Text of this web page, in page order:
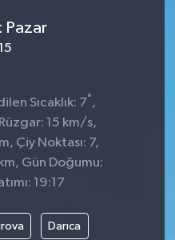
Pazar
Sıcaklık: 7° ,
15 km/s,
Çiy Noktası: 7,
Gün Doğumu:
19:17
Darıca